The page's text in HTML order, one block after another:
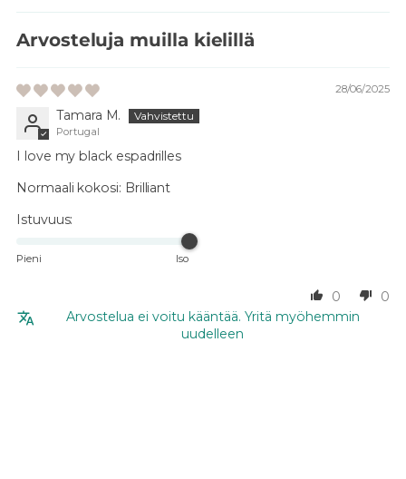
Arvosteluja muilla kielillä
28/06/2025
Tamara M.
Portugal
I love my black espadrilles
Normaali kokosi: Brilliant
Istuvuus:
Pieni Iso
0
0
Arvostelua ei voitu kääntää. Yritä myöhemmin
uudelleen